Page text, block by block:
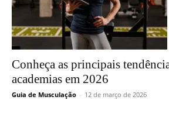
Conheça as principais
academias em 2026
Guia de Musculação - 12 de março de 2026